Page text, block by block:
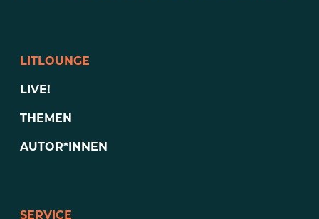
LITLOUNGE
LIVE!
THEMEN
AUTOR*INNEN
SERVICE